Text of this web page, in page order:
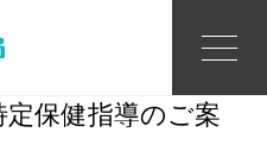
保健指導のご案